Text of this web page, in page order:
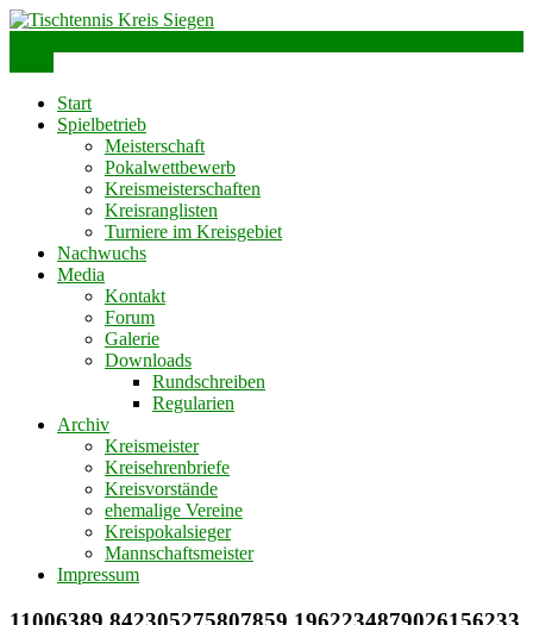
Skip
Tischtennis Kreis Siegen
Start
Spielbetrieb
Meisterschaft
Pokalwettbewerb
Kreismeisterschaften
Kreisranglisten
Turniere im Kreisgebiet
Nachwuchs
Media
Kontakt
Forum
Galerie
Downloads
Rundschreiben
Regularien
Archiv
Kreismeister
Kreisehrenbriefe
Kreisvorstände
ehemalige Vereine
Kreispokalsieger
Mannschaftsmeister
Impressum